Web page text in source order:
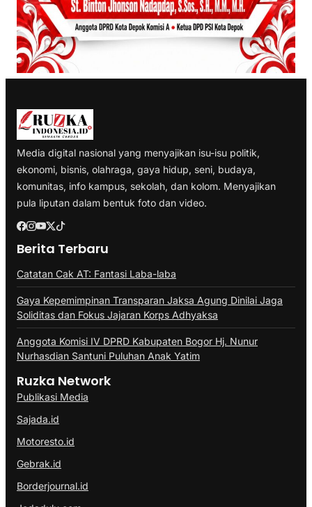
Media digital nasional yang menyajikan isu-isu politik,
ekonomi, bisnis, olahraga, gaya hidup, seni, budaya,
komunitas, info kampus, sekolah, dan kolom. Menyajikan
pula liputan dalam bentuk foto dan video.
Berita Terbaru
Catatan Cak AT: Fantasi Laba-laba
Gaya Kepemimpinan Transparan Jaksa Agung Dinilai Jaga
Soliditas dan Fokus Jajaran Korps Adhyaksa
Anggota Komisi IV DPRD Kabupaten Bogor Hj. Nunur
Nurhasdian Santuni Puluhan Anak Yatim
Ruzka Network
Publikasi Media
Sajada.id
Motoresto.id
Gebrak.id
Borderjournal.id